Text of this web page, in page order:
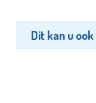
Dit kan u